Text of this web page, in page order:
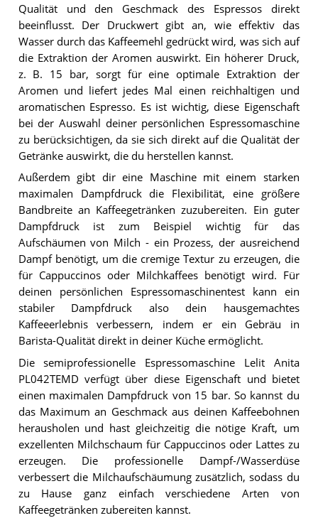
Qualität und den Geschmack des Espressos direkt
beeinflusst. Der Druckwert gibt an, wie effektiv das
Wasser durch das Kaffeemehl gedrückt wird, was sich auf
die Extraktion der Aromen auswirkt. Ein höherer Druck,
z. B. 15 bar, sorgt für eine optimale Extraktion der
Aromen und liefert jedes Mal einen reichhaltigen und
aromatischen Espresso. Es ist wichtig, diese Eigenschaft
bei der Auswahl deiner persönlichen Espressomaschine
zu berücksichtigen, da sie sich direkt auf die Qualität der
Getränke auswirkt, die du herstellen kannst.
Außerdem gibt dir eine Maschine mit einem starken
maximalen Dampfdruck die Flexibilität, eine größere
Bandbreite an Kaffeegetränken zuzubereiten. Ein guter
Dampfdruck ist zum Beispiel wichtig für das
Aufschäumen von Milch - ein Prozess, der ausreichend
Dampf benötigt, um die cremige Textur zu erzeugen, die
für Cappuccinos oder Milchkaffees benötigt wird. Für
deinen persönlichen Espressomaschinentest kann ein
stabiler Dampfdruck also dein hausgemachtes
Kaffeeerlebnis verbessern, indem er ein Gebräu in
Barista-Qualität direkt in deiner Küche ermöglicht.
Die semiprofessionelle Espressomaschine Lelit Anita
PL042TEMD verfügt über diese Eigenschaft und bietet
einen maximalen Dampfdruck von 15 bar. So kannst du
das Maximum an Geschmack aus deinen Kaffeebohnen
herausholen und hast gleichzeitig die nötige Kraft, um
exzellenten Milchschaum für Cappuccinos oder Lattes zu
erzeugen. Die professionelle Dampf-/Wasserdüse
verbessert die Milchaufschäumung zusätzlich, sodass du
zu Hause ganz einfach verschiedene Arten von
Kaffeegetränken zubereiten kannst.